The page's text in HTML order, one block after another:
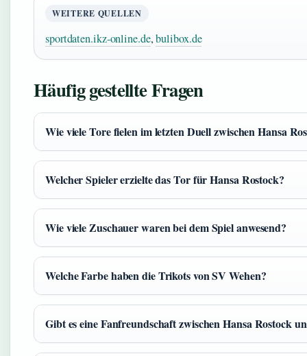
WEITERE QUELLEN
sportdaten.ikz-online.de,bulibox.de
Häufig gestellte Fragen
Wie viele Tore fielen im letzten Duell zwischen Hansa
Welcher Spieler erzielte das Tor für Hansa Rostock?
Wie viele Zuschauer waren bei dem Spiel anwesend?
Welche Farbe haben die Trikots von SV Wehen?
Gibt es eine Fanfreundschaft zwischen Hansa Rostock